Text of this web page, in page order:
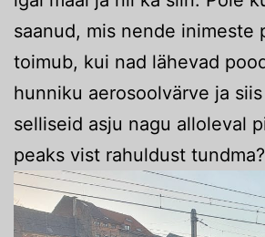
saanud, mis nende inimeste
toimub, kui nad lähevad
hunniku aerosoolvärve ja
selliseid asju nagu alloleval
peaks vist rahuldust tundma?